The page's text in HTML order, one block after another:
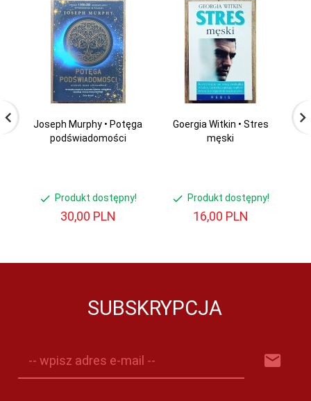
Joseph Murphy • Potęga
podświadomości
Produkt dostępny!
30,00 PLN
Goergia Witkin • Stres
męski
Produkt dostępny!
16,00 PLN
SUBSKRYPCJA
-- wpisz adres e-mail --